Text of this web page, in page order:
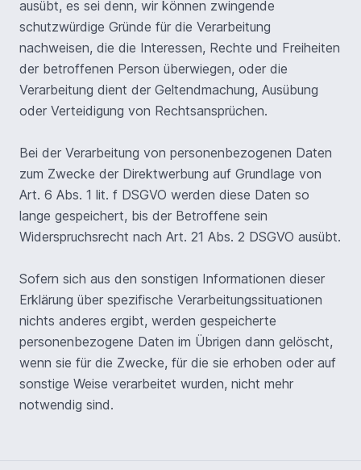
ausübt, es sei denn, wir können zwingende
schutzwürdige Gründe für die Verarbeitung
nachweisen, die die Interessen, Rechte und Freiheiten
der betroffenen Person überwiegen, oder die
Verarbeitung dient der Geltendmachung, Ausübung
oder Verteidigung von Rechtsansprüchen.
Bei der Verarbeitung von personenbezogenen Daten
zum Zwecke der Direktwerbung auf Grundlage von
Art. 6 Abs. 1 lit. f DSGVO werden diese Daten so
lange gespeichert, bis der Betroffene sein
Widerspruchsrecht nach Art. 21 Abs. 2 DSGVO ausübt.
Sofern sich aus den sonstigen Informationen dieser
Erklärung über spezifische Verarbeitungssituationen
nichts anderes ergibt, werden gespeicherte
personenbezogene Daten im Übrigen dann gelöscht,
wenn sie für die Zwecke, für die sie erhoben oder auf
sonstige Weise verarbeitet wurden, nicht mehr
notwendig sind.